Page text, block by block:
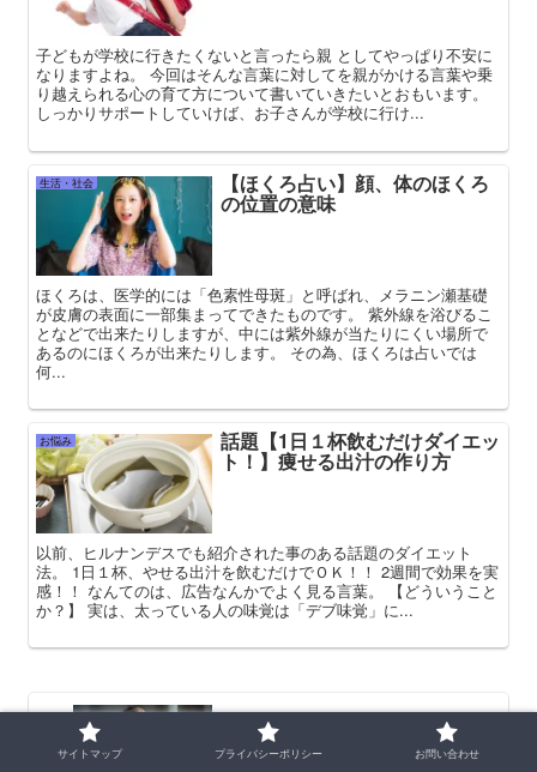
子どもが学校に行きたくないと言ったら親 としてやっぱり不安に
なりますよね。 今回はそんな言葉に対してを親がかける言葉や乗
り越えられる心の育て方について書いていきたいとおもいます。
しっかりサポートしていけば、お子さんが学校に行け...
生活・社会 【ほくろ占い】顔、体のほくろ
の位置の意味
ほくろは、医学的には「色素性母斑」と呼ばれ、メラニン瀬基礎
が皮膚の表面に一部集まってできたものです。 紫外線を浴びるこ
となどで出来たりしますが、中には紫外線が当たりにくい場所で
あるのにほくろが出来たりします。 その為、ほくろは占いでは
何...
お悩み 話題【1日１杯飲むだけダイエッ
ト！】痩せる出汁の作り方
以前、ヒルナンデスでも紹介された事のある話題のダイエット
法。 1日１杯、やせる出汁を飲むだけでＯＫ！！ 2週間で効果を実
感！！ なんてのは、広告なんかでよく見る言葉。 【どういうこと
か？】 実は、太っている人の味覚は「デブ味覚」に...
【大人の発達障害】親が発達障害であ
る5つのサイン
サイトマップ プライバシーポリシー お問い合わせ